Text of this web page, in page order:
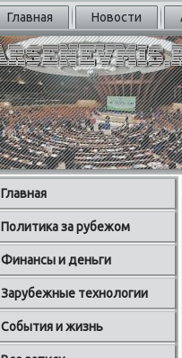
Главная Новости
Главная
Политика за рубежом
Финансы и деньги
Зарубежные технологии
События и жизнь